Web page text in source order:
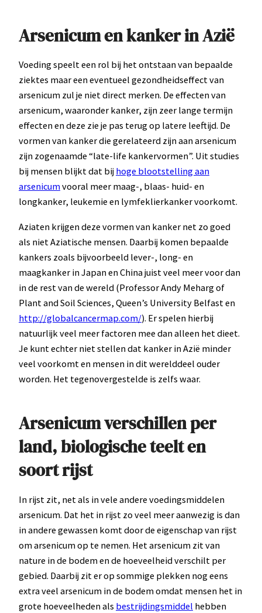
Arsenicum en kanker in Azië
Voeding speelt een rol bij het ontstaan van bepaalde
ziektes maar een eventueel gezondheidseffect van
arsenicum zul je niet direct merken. De effecten van
arsenicum, waaronder kanker, zijn zeer lange termijn
effecten en deze zie je pas terug op latere leeftijd. De
vormen van kanker die gerelateerd zijn aan arsenicum
zijn zogenaamde “late-life kankervormen”. Uit studies
bij mensen blijkt dat bij hoge blootstelling aan
arsenicumvooral meer maag-, blaas- huid- en
longkanker, leukemie en lymfeklierkanker voorkomt.
Aziaten krijgen deze vormen van kanker net zo goed
als niet Aziatische mensen. Daarbij komen bepaalde
kankers zoals bijvoorbeeld lever-, long- en
maagkanker in Japan en China juist veel meer voor dan
in de rest van de wereld (Professor Andy Meharg of
Plant and Soil Sciences, Queen’s University Belfast en
http://globalcancermap.com/). Er spelen hierbij
natuurlijk veel meer factoren mee dan alleen het dieet.
Je kunt echter niet stellen dat kanker in Azië minder
veel voorkomt en mensen in dit werelddeel ouder
worden. Het tegenovergestelde is zelfs waar.
Arsenicum verschillen per
land, biologische teelt en
soort rijst
In rijst zit, net als in vele andere voedingsmiddelen
arsenicum. Dat het in rijst zo veel meer aanwezig is dan
in andere gewassen komt door de eigenschap van rijst
om arsenicum op te nemen. Het arsenicum zit van
nature in de bodem en de hoeveelheid verschilt per
gebied. Daarbij zit er op sommige plekken nog eens
extra veel arsenicum in de bodem omdat mensen het in
grote hoeveelheden als bestrijdingsmiddel hebben